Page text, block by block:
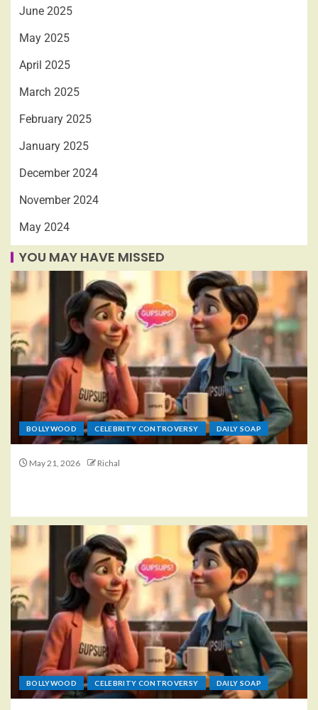
June 2025
May 2025
April 2025
March 2025
February 2025
January 2025
December 2024
November 2024
May 2024
YOU MAY HAVE MISSED
BOLLYWOOD CELEBRITY CONTROVERSY DAILY SOAP
May 21, 2026 Richal
BOLLYWOOD CELEBRITY CONTROVERSY DAILY SOAP